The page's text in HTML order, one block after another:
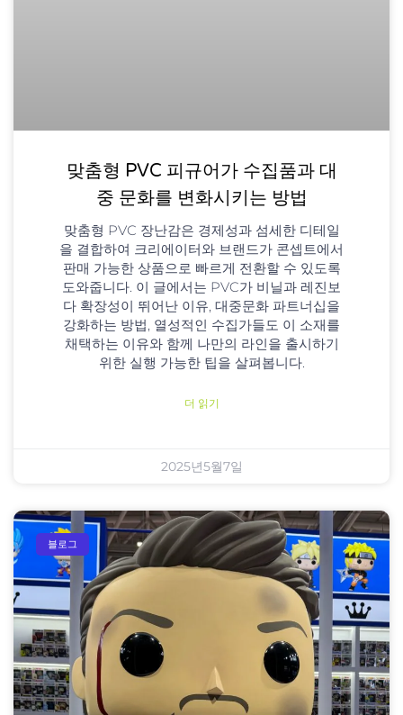
맞춤형 PVC 피규어가 수집품과 대
중 문화를 변화시키는 방법
맞춤형 PVC 장난감은 경제성과 섬세한 디테일
을 결합하여 크리에이터와 브랜드가 콘셉트에서
판매 가능한 상품으로 빠르게 전환할 수 있도록
도와줍니다. 이 글에서는 PVC가 비닐과 레진보
다 확장성이 뛰어난 이유, 대중문화 파트너십을
강화하는 방법, 열성적인 수집가들도 이 소재를
채택하는 이유와 함께 나만의 라인을 출시하기
위한 실행 가능한 팁을 살펴봅니다.
더 읽기
2025년5월7일
블로그